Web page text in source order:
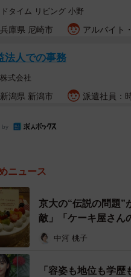
ドタイム リビング 小野
兵庫県 尼崎市 アルバイト
法人での事務
式会社
新潟県 新潟市 派遣社員：
by
ニュース
京大の“伝説の問題”
敵」「ケーキ屋さ
中河 桃子
「容姿も地位も学